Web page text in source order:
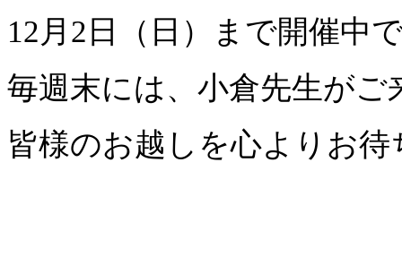
12月2日（日）まで開催中
毎週末には、小倉先生が
皆様のお越しを心よりお